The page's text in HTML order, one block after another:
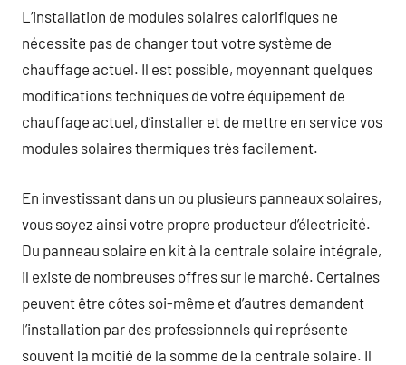
L’installation de modules solaires calorifiques ne
nécessite pas de changer tout votre système de
chauffage actuel. Il est possible, moyennant quelques
modifications techniques de votre équipement de
chauffage actuel, d’installer et de mettre en service vos
modules solaires thermiques très facilement.
En investissant dans un ou plusieurs panneaux solaires,
vous soyez ainsi votre propre producteur d’électricité.
Du panneau solaire en kit à la centrale solaire intégrale,
il existe de nombreuses offres sur le marché. Certaines
peuvent être côtes soi-même et d’autres demandent
l’installation par des professionnels qui représente
souvent la moitié de la somme de la centrale solaire. Il